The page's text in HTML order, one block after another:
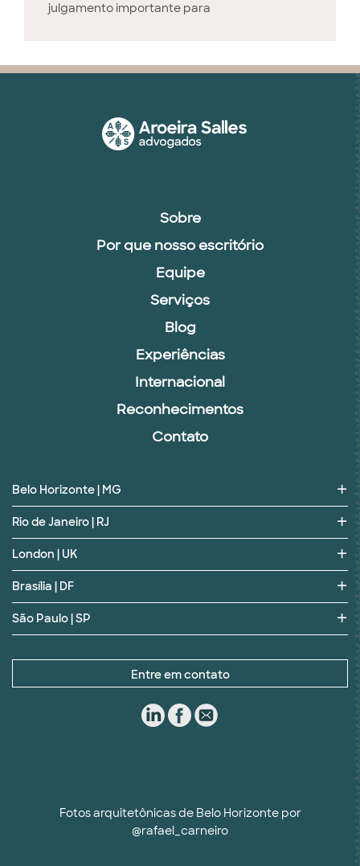
julgamento importante para
Sobre
Por que nosso escritório
Equipe
Serviços
Blog
Experiências
Internacional
Reconhecimentos
Contato
Belo Horizonte | MG
Rio de Janeiro | RJ
London | UK
Brasília | DF
São Paulo | SP
Entre em contato
Fotos arquitetônicas de Belo Horizonte por
@rafael_carneiro